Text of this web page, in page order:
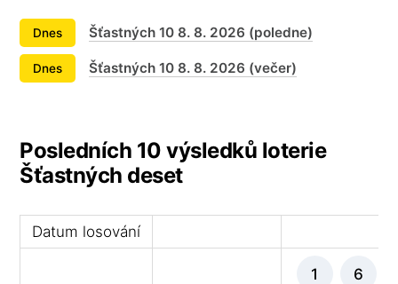
Dnes Šťastných 10 8. 8. 2026 (poledne)
Dnes Šťastných 10 8. 8. 2026 (večer)
Posledních 10 výsledků loterie
Šťastných deset
Datum losování
1 6